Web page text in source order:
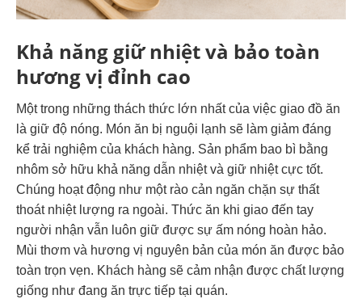
Khả năng giữ nhiệt và bảo toàn
hương vị đỉnh cao
Một trong những thách thức lớn nhất của việc giao đồ ăn
là giữ độ nóng. Món ăn bị nguội lạnh sẽ làm giảm đáng
kể trải nghiệm của khách hàng. Sản phẩm bao bì bằng
nhôm sở hữu khả năng dẫn nhiệt và giữ nhiệt cực tốt.
Chúng hoạt động như một rào cản ngăn chặn sự thất
thoát nhiệt lượng ra ngoài. Thức ăn khi giao đến tay
người nhận vẫn luôn giữ được sự ấm nóng hoàn hảo.
Mùi thơm và hương vị nguyên bản của món ăn được bảo
toàn trọn vẹn. Khách hàng sẽ cảm nhận được chất lượng
giống như đang ăn trực tiếp tại quán.